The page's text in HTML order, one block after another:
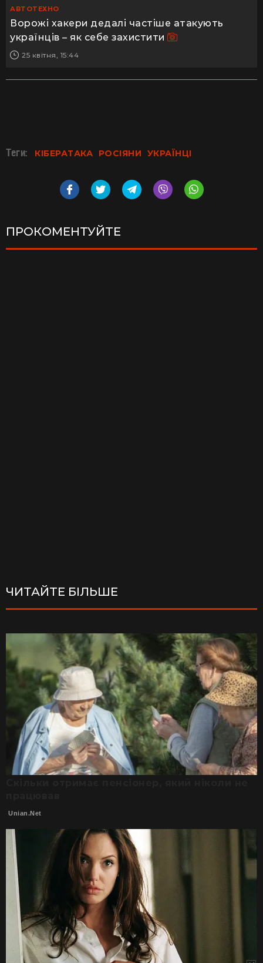
АВТОТЕХНО
Ворожі хакери дедалі частіше атакують
українців – як себе захистити
25 квітня, 15:44
Теги: КІБЕРАТАКА РОСІЯНИ УКРАЇНЦІ
ПРОКОМЕНТУЙТЕ
ЧИТАЙТЕ БІЛЬШЕ